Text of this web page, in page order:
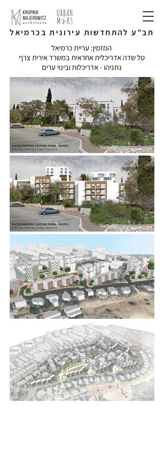
תב"ע להתחדשות עירונית בכרמיאל
המזמין: עריית כרמיאל
טל שדה אדריכלית אחראית במשרד אירית צרף
נתניהו - אדריכלות ובינוי ערים